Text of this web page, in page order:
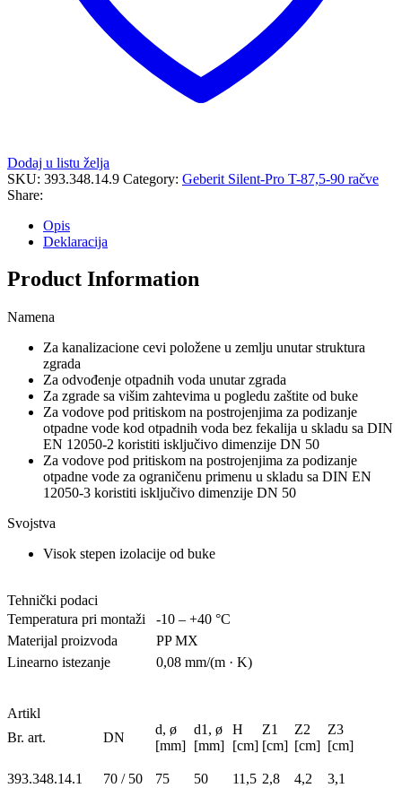
Dodaj u listu želja
SKU: 393.348.14.9 Category: Geberit Silent-Pro T-87,5-90 račve
Share:
Opis
Deklaracija
Product Information
Namena
Za kanalizacione cevi položene u zemlju unutar struktura
zgrada
Za odvođenje otpadnih voda unutar zgrada
Za zgrade sa višim zahtevima u pogledu zaštite od buke
Za vodove pod pritiskom na postrojenjima za podizanje
otpadne vode kod otpadnih voda bez fekalija u skladu sa DIN
EN 12050-2 koristiti isključivo dimenzije DN 50
Za vodove pod pritiskom na postrojenjima za podizanje
otpadne vode za ograničenu primenu u skladu sa DIN EN
12050-3 koristiti isključivo dimenzije DN 50
Svojstva
Visok stepen izolacije od buke
Tehnički podaci
Temperatura pri montaži
-10 – +40 °C
Materijal proizvoda
PP MX
Linearno istezanje
0,08 mm/(m · K)
Artikl
Br. art.
DN
d, ø
[mm]
d1, ø
[mm]
H
[cm]
Z1
[cm]
Z2
[cm]
Z3
[cm]
393.348.14.1 70 / 50 75 50 11,5 2,8 4,2 3,1